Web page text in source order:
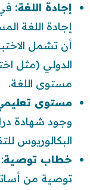
إجادة اللغة:
إجادة اللغة
أن تشمل
مستوى اللغة.
مستوى
وجود شهادة
البكالوريوس
خطاب توصية
توصية من